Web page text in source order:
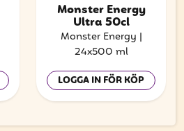
Monster Energy
Ultra 50cl
Monster Energy |
24x500 ml
LOGGA IN FÖR KÖP